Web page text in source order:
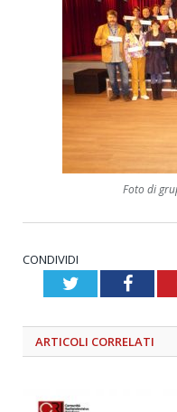
Foto di
CONDIVIDI
Twitter
ARTICOLI CORRELATI